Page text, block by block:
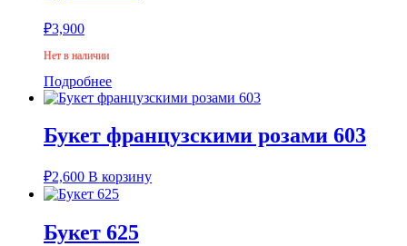
₽3,900
Нет в наличии
Подробнее
Букет французскими розами 603
₽2,600 В корзину
Букет 625